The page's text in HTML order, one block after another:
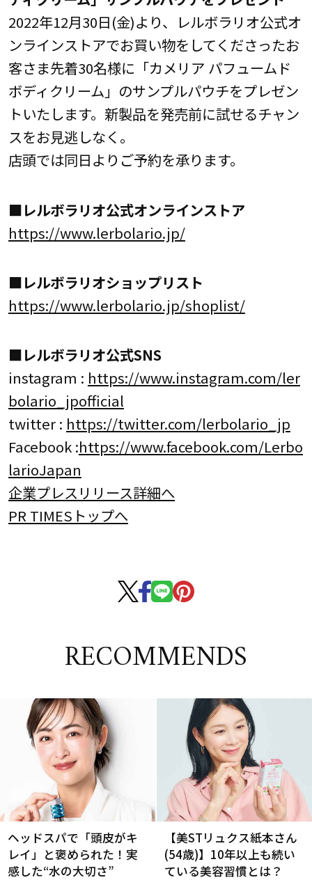
2022年12月30日(金)より、レルボラリオ公式オ
ンラインストアでお買い物をしてくださったお
客さま先着30名様に「カメリア パフュームド
ボディクリーム」のサンプルパウチをプレゼン
トいたします。新製品を発売前に試せるチャン
スをお見逃しなく。
店頭では同日よりご予約を承ります。
■レルボラリオ公式オンラインストア
https://www.lerbolario.jp/
■レルボラリオショップリスト
https://www.lerbolario.jp/shoplist/
■レルボラリオ公式SNS
instagram : https://www.instagram.com/ler
bolario_jpofficial
twitter : https://twitter.com/lerbolario_jp
Facebook :https://www.facebook.com/Lerbo
larioJapan
企業プレスリリース詳細へ
PR TIMESトップへ
RECOMMENDS
ヘッドスパで「頭皮がキ
レイ」と褒められた！実
感した“水の大切さ”
【美STリュクス紙本さん
(54歳)】10年以上も続い
ている美容習慣とは？